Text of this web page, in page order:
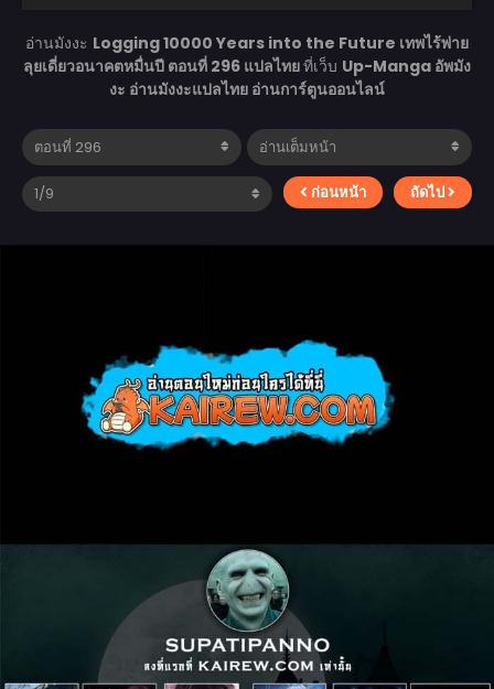
อ่านมังงะ Logging 10000 Years into the Future เทพไร้พ่าย
ลุยเดี่ยวอนาคตหมื่นปี ตอนที่ 296 แปลไทยที่เว็บ Up-Manga อัพมัง
งะ อ่านมังงะแปลไทย อ่านการ์ตูนออนไลน์
ก่อนหน้า ถัดไป